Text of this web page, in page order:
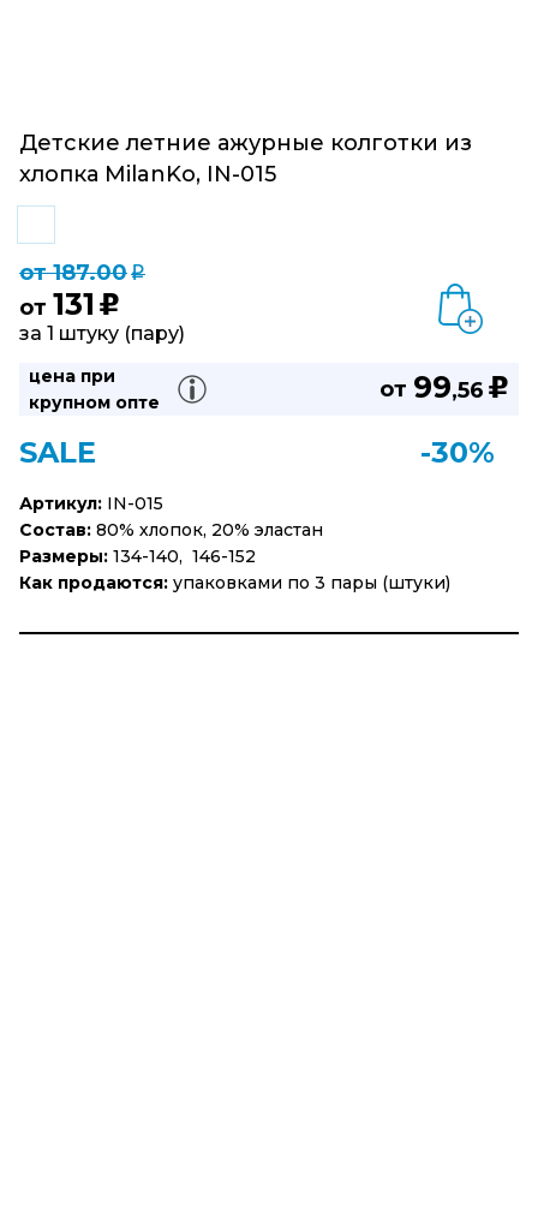
Детские летние ажурные колготки из
хлопка MilanKo, IN-015
от 187.00q
от 131 u
за 1 штуку (пару)
цена при
крупном опте
от 99,56 u
SALE -30%
Артикул: IN-015
Состав: 80% хлопок, 20% эластан
Размеры: 134-140, 146-152
Как продаются: упаковками по 3 пары (штуки)